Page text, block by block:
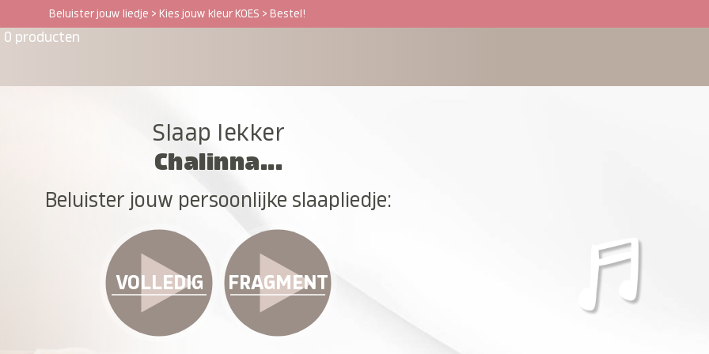
Beluister jouw liedje > Kies jouw kleur KOES > Bestel!
0 producten
Slaap lekker
Chalinna...
Beluister jouw persoonlijke slaapliedje:
VOLLEDIG FRAGMENT